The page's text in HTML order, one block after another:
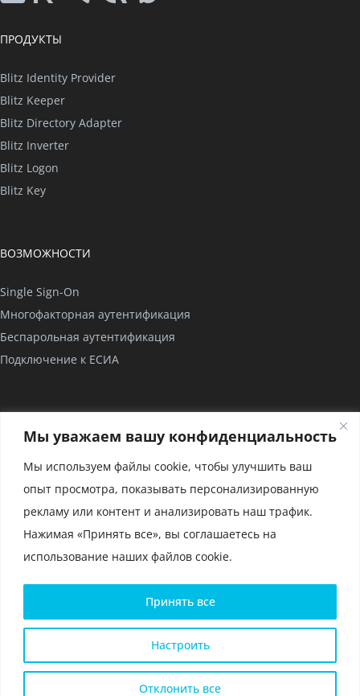
Мы уважаем вашу конфиденциальность
Мы используем файлы cookie, чтобы улучшить ваш
опыт просмотра, показывать персонализированную
рекламу или контент и анализировать наш трафик.
Нажимая «Принять все», вы соглашаетесь на
использование наших файлов cookie.
Настроить
Отклонить все
Принять все
ПРОДУКТЫ
Blitz Identity Provider
Blitz Keeper
Blitz Directory Adapter
Blitz Inverter
Blitz Logon
Blitz Key
ВОЗМОЖНОСТИ
Single Sign-On
Многофакторная аутентификация
Беспарольная аутентификация
Подключение к ЕСИА
О нас
Сертификаты
Политика конфиденциальности и условия использования
Политика конфиденциальности для мобильного приложения
ООО «РЕАК СОФТ» © 2014 —2026